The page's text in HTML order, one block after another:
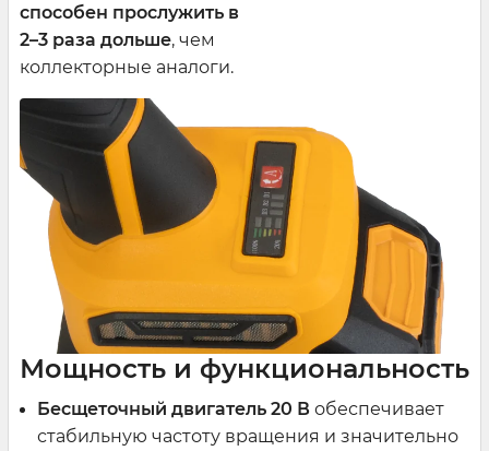
способен прослужить в
2–3 раза дольше, чем
коллекторные аналоги.
Мощность и функциональность
Бесщеточный двигатель 20 В обеспечивает
стабильную частоту вращения и значительно